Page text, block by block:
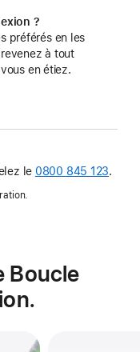
?
préférés en les
à tout
en étiez.
le 0800 845 123.
Boucle